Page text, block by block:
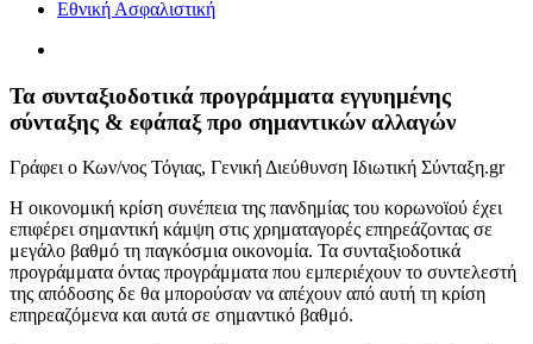
Εθνική Ασφαλιστική
εικόνας
Τα συνταξιοδοτικά προγράμματα εγγυημένης
σύνταξης & εφάπαξ προ σημαντικών αλλαγών
Γράφει ο Κων/νος Τόγιας, Γενική Διεύθυνση Ιδιωτική Σύνταξη.gr
H οικονομική κρίση συνέπεια της πανδημίας του κορωνοϊού έχει
επιφέρει σημαντική κάμψη στις χρηματαγορές επηρεάζοντας σε
μεγάλο βαθμό τη παγκόσμια οικονομία. Τα συνταξιοδοτικά
προγράμματα όντας προγράμματα που εμπεριέχουν το συντελεστή
της απόδοσης δε θα μπορούσαν να απέχουν από αυτή τη κρίση
επηρεαζόμενα και αυτά σε σημαντικό βαθμό.